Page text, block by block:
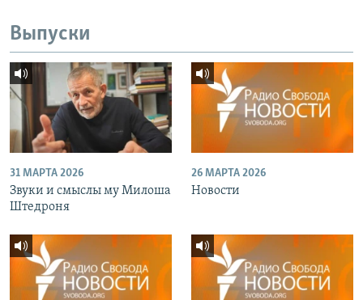
Выпуски
31 МАРТА 2026
Звуки и смыслы му Милоша
Штедроня
26 МАРТА 2026
Новости